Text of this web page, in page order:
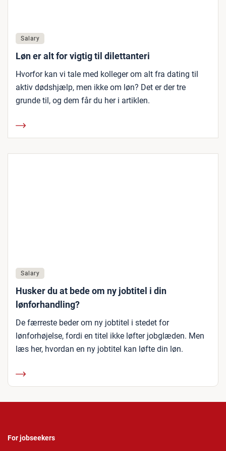
Salary
Løn er alt for vigtig til dilettanteri
Hvorfor kan vi tale med kolleger om alt fra dating til
aktiv dødshjælp, men ikke om løn? Det er der tre
grunde til, og dem får du her i artiklen.
Salary
Husker du at bede om ny jobtitel i din
lønforhandling?
De færreste beder om ny jobtitel i stedet for
lønforhøjelse, fordi en titel ikke løfter jobglæden. Men
læs her, hvordan en ny jobtitel kan løfte din løn.
For jobseekers